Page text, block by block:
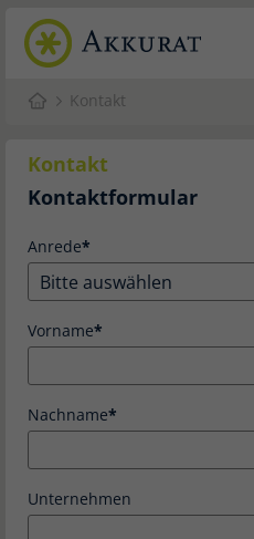
Kontakt
Kontakt
Kontaktformular
Anrede
Vorname
Nachname
Unternehmen